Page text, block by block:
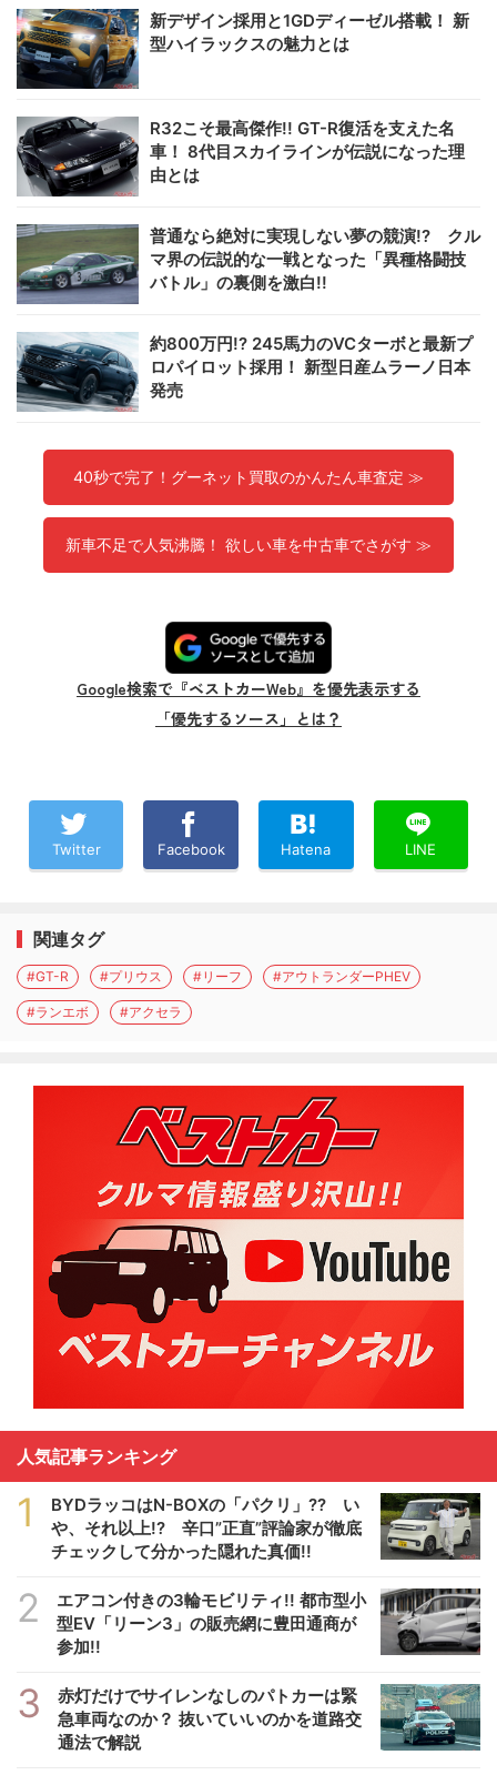
新デザイン採用と1GDディーゼル搭載！ 新
型ハイラックスの魅力とは
R32こそ最高傑作!! GT-R復活を支えた名
車！ 8代目スカイラインが伝説になった理
由とは
普通なら絶対に実現しない夢の競演!? クル
マ界の伝説的な一戦となった「異種格闘技
バトル」の裏側を激白!!
約800万円!? 245馬力のVCターボと最新プ
ロパイロット採用！ 新型日産ムラーノ日本
発売
40秒で完了！グーネット買取のかんたん車査定 ≫
新車不足で人気沸騰！ 欲しい車を中古車でさがす ≫
Google検索で『ベストカーWeb』を優先表示する
「優先するソース」とは？
Twitter Facebook Hatena LINE
関連タグ
#GT-R #プリウス #リーフ #アウトランダーPHEV
#ランエボ #アクセラ
人気記事ランキング
1
BYDラッコはN-BOXの「パクリ」?? い
や、それ以上!? 辛口”正直”評論家が徹底
チェックして分かった隠れた真価!!
2
エアコン付きの3輪モビリティ!! 都市型小
型EV「リーン3」の販売網に豊田通商が
参加!!
3
赤灯だけでサイレンなしのパトカーは緊
急車両なのか？ 抜いていいのかを道路交
通法で解説